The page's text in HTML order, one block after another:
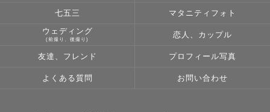
七五三 マタニティフォト
ウェディング
(前撮り、後撮り)
恋人、カップル
友達、フレンド プロフィール写真
よくある質問 お問い合わせ